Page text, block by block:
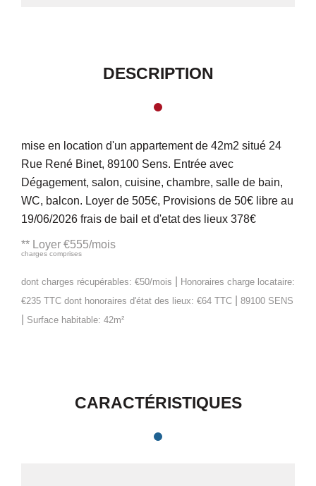
DESCRIPTION
mise en location d'un appartement de 42m2 situé 24
Rue René Binet, 89100 Sens. Entrée avec
Dégagement, salon, cuisine, chambre, salle de bain,
WC, balcon. Loyer de 505€, Provisions de 50€ libre au
19/06/2026 frais de bail et d'etat des lieux 378€
** Loyer €555/mois
charges comprises
dont charges récupérables: €50/mois
Honoraires charge locataire:
€235 TTC dont honoraires d'état des lieux: €64 TTC 89100 SENS
Surface habitable: 42m²
CARACTÉRISTIQUES